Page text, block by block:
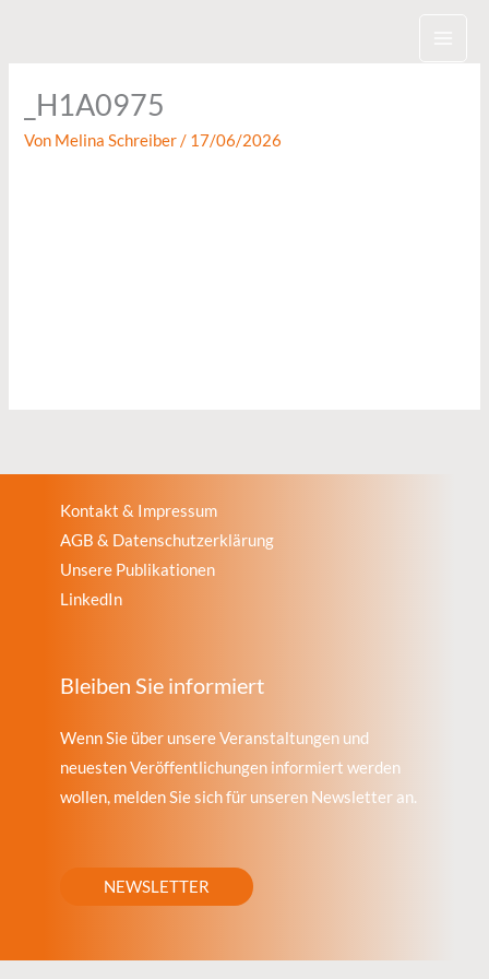
_H1A0975
Von Melina Schreiber/ 17/06/2026
Kontakt & Impressum
AGB & Datenschutzerklärung
Unsere Publikationen
LinkedIn
Bleiben Sie informiert
Wenn Sie über unsere Veranstaltungen und
neuesten Veröffentlichungen informiert werden
wollen, melden Sie sich für unseren Newsletter an.
NEWSLETTER